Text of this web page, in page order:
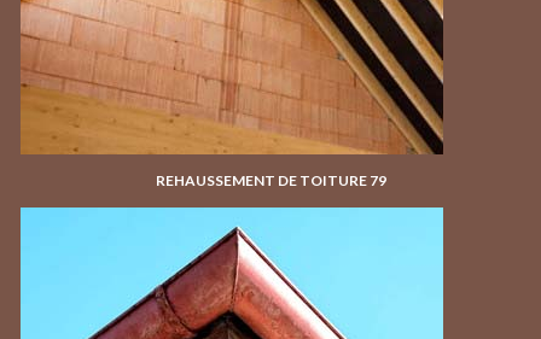
REHAUSSEMENT DE TOITURE 79